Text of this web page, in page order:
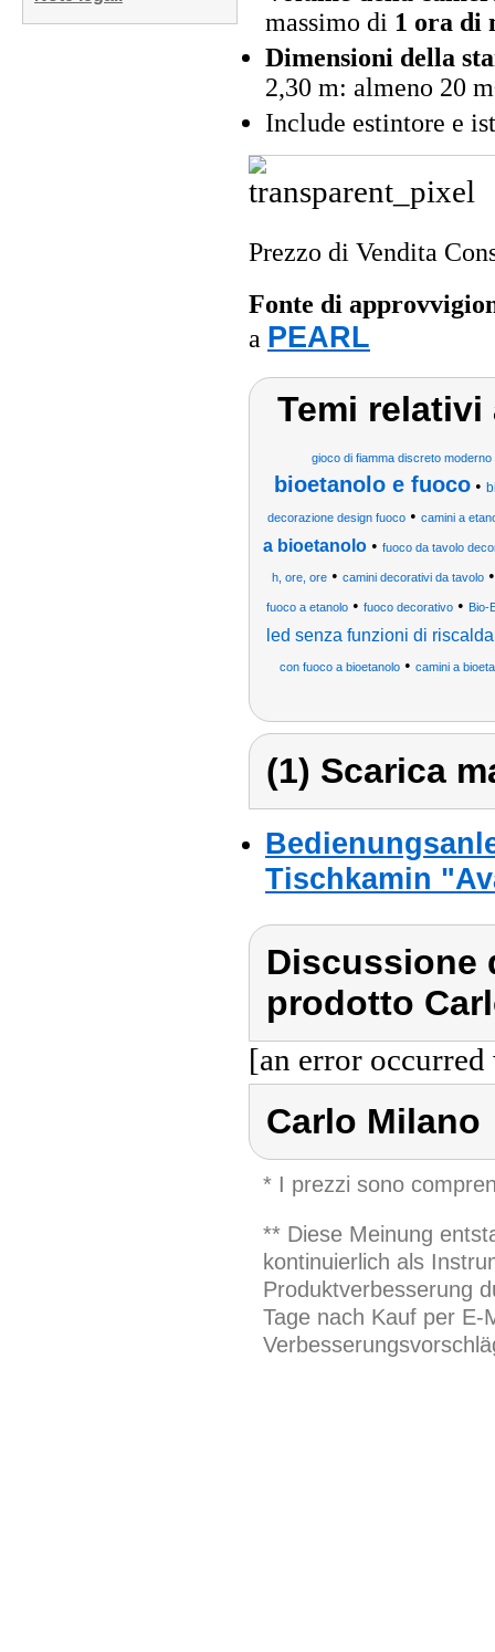
massimo di 1 ora di
Dimensioni della
2,30 m: almeno 20
Include estintore e
Prezzo di Vendita
Fonte di
a PEARL
Temi
gioco di fiamma discreto
bioetanolo e fuoco•
decorazione design fuoco • camini a
a bioetanolo • fuoco da tavolo
h, ore, ore• camini decorativi da tavolo
fuoco a etanolo• fuoco decorativo• Bio-
led senza funzioni di
con fuoco a bioetanolo • camini a
(1) Scarica
Tischkamin
Discussione
prodotto
[an error
Carlo Milano
* I prezzi sono
** Diese Meinung
kontinuierlich als
Produktverbesserung
Tage nach Kauf per E-